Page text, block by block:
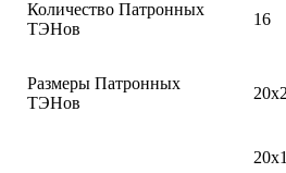
Количество Патронных
ТЭНов
16
Размеры Патронных
ТЭНов